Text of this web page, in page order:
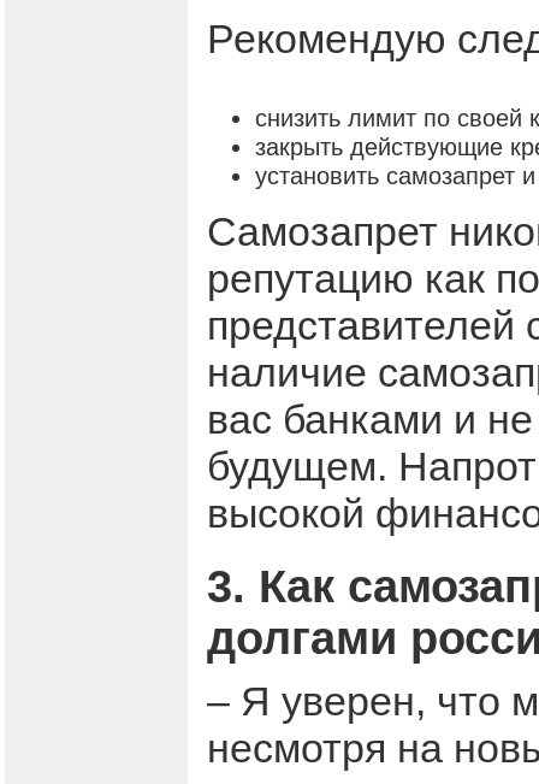
Рекомендую
снизить лимит по своей
закрыть действующие
установить самозапрет
Самозапрет
репутацию как
представителей
наличие
вас банками и
будущем.
высокой
3. Как
долгами
– Я уверен, что
несмотря на